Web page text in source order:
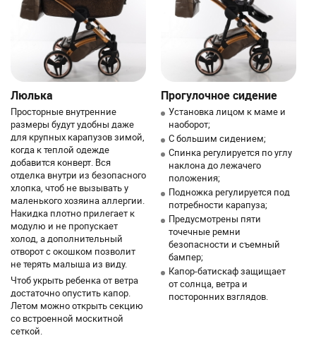
Люлька
Просторные внутренние
размеры будут удобны даже
для крупных карапузов зимой,
когда к теплой одежде
добавится конверт. Вся
отделка внутри из безопасного
хлопка, чтоб не вызывать у
маленького хозяина аллергии.
Накидка плотно прилегает к
модулю и не пропускает
холод, а дополнительный
отворот с окошком позволит
не терять малыша из виду.
Чтоб укрыть ребенка от ветра
достаточно опустить капор.
Летом можно открыть секцию
со встроенной москитной
сеткой.
Прогулочное сидение
Установка лицом к маме и
наоборот;
С большим сидением;
Спинка регулируется по углу
наклона до лежачего
положения;
Подножка регулируется под
потребности карапуза;
Предусмотрены пяти
точечные ремни
безопасности и съемный
бампер;
Капор-батискаф защищает
от солнца, ветра и
посторонних взглядов.